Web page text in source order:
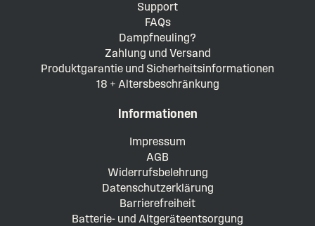
Support
FAQs
Dampfneuling?
Zahlung und Versand
Produktgarantie und Sicherheitsinformationen
18 + Altersbeschränkung
Informationen
Impressum
AGB
Widerrufsbelehrung
Datenschutzerklärung
Barrierefreiheit
Batterie- und Altgeräteentsorgung